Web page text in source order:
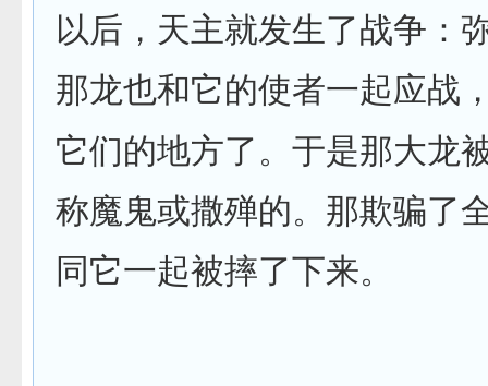
以后，天主就发生了战争：
那龙也和它的使者一起应战
它们的地方了。于是那大龙
称魔鬼或撒殚的。那欺骗了
同它一起被摔了下来。